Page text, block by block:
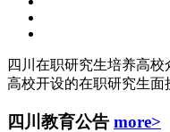
四川在职研究生培养高
高校开设的在职研究生面
四川教育公告 more>